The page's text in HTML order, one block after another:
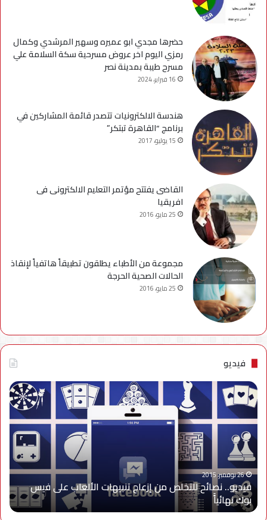
حضرها مجدي ابو عميره وسهير المرشدي وكمال
رمزي اليوم اخر عروض مسرحية سكة السلامة علي
مسرح طيبة بمدينة نصر
16 فبراير، 2024
هندسة الالكترونيات تتصدر قائمة المشاركين في
برنامج “القاهرة تبتكر”
15 يوليو، 2017
القاضى يفتتح مؤتمر التعليم الالكترونى فى
افريقيا
25 مايو، 2016
مجموعة من الأطباء يطلقون تطبيقاً هاتفياً لإنقاذ
الحالات الصحية الحرجة
25 مايو، 2016
فيديو
فيديو..
نصائح
للتخلص
من
إزعاج
تنبيهات
الألعاب
على
فيس
بوك
نهائياًَ
26 نوفمبر، 2015
فيديو.. نصائح للتخلص من إزعاج تنبيهات الألعاب على فيس
بوك نهائياًَ